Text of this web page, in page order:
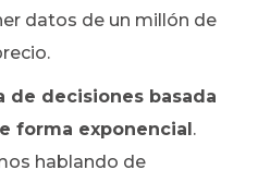
datos de un millón de
de decisiones basada
forma exponencial .
hablando de